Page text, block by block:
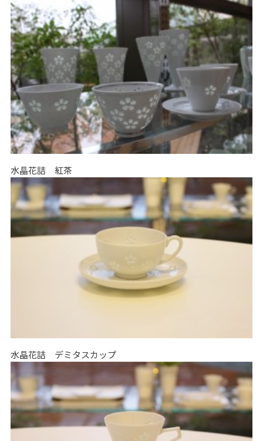
水晶花詰 紅茶
水晶花詰 デミタスカップ